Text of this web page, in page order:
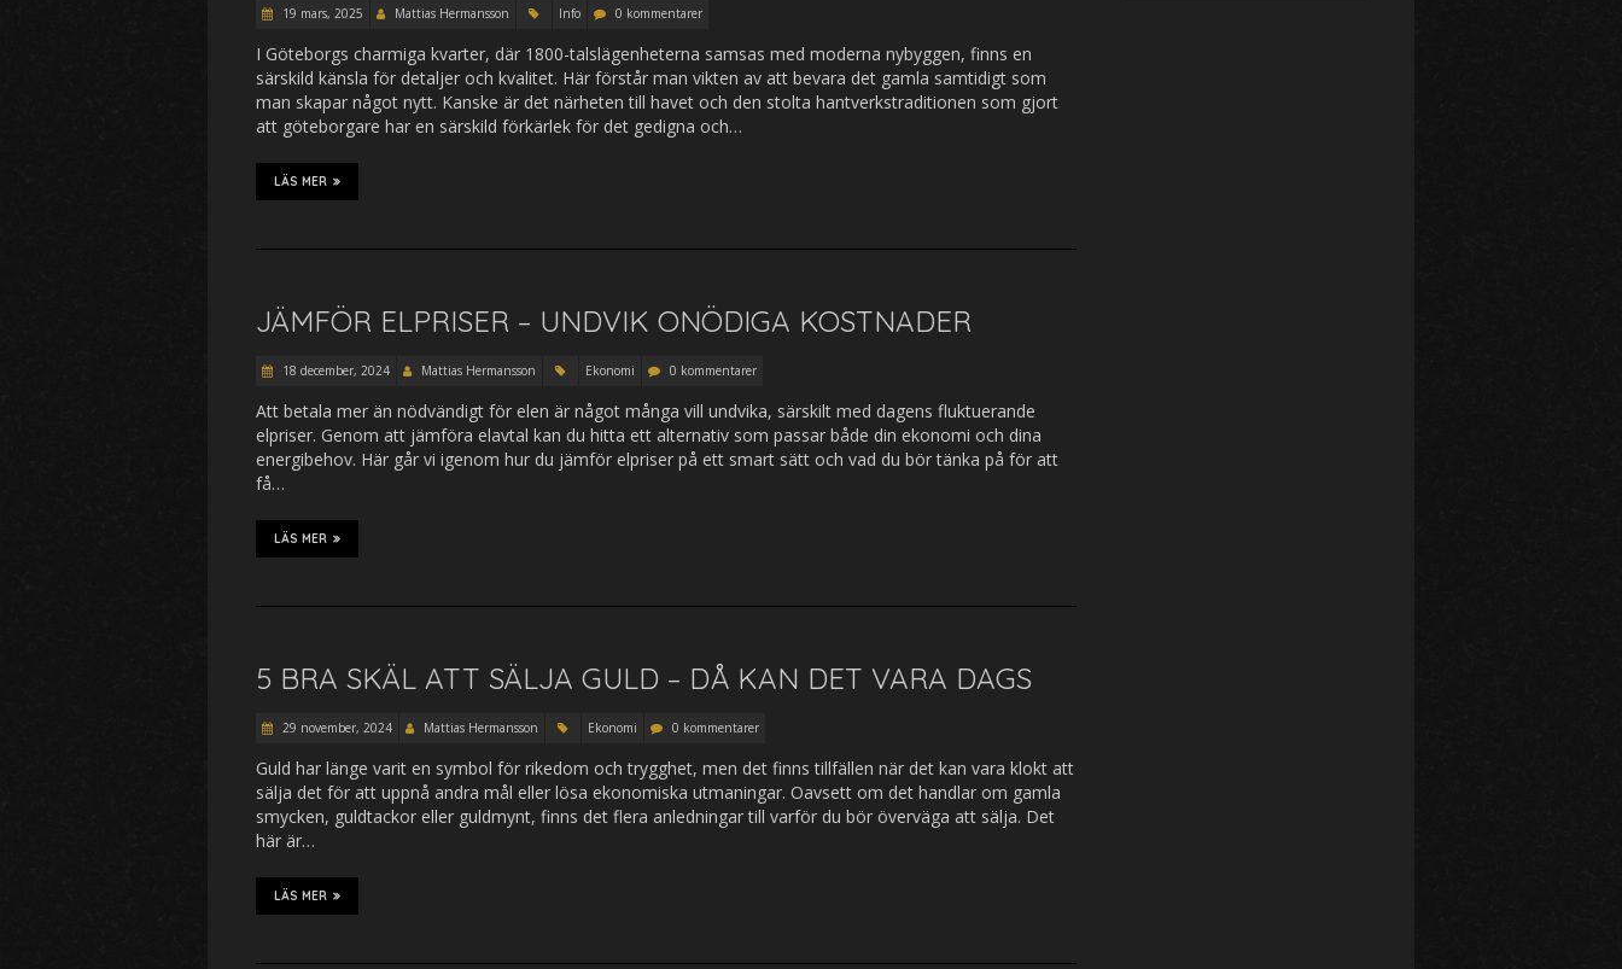
19 mars, 2025 Mattias Hermansson Info 0 kommentarer
I Göteborgs charmiga kvarter, där 1800-talslägenheterna samsas med moderna nybyggen, finns en
särskild känsla för detaljer och kvalitet. Här förstår man vikten av att bevara det gamla samtidigt som
man skapar något nytt. Kanske är det närheten till havet och den stolta hantverkstraditionen som gjort
att göteborgare har en särskild förkärlek för det gedigna och…
LÄS MER
JÄMFÖR ELPRISER – UNDVIK ONÖDIGA KOSTNADER
18 december, 2024 Mattias Hermansson Ekonomi 0 kommentarer
Att betala mer än nödvändigt för elen är något många vill undvika, särskilt med dagens fluktuerande
elpriser. Genom att jämföra elavtal kan du hitta ett alternativ som passar både din ekonomi och dina
energibehov. Här går vi igenom hur du jämför elpriser på ett smart sätt och vad du bör tänka på för att
få…
LÄS MER
5 BRA SKÄL ATT SÄLJA GULD – DÅ KAN DET VARA DAGS
29 november, 2024 Mattias Hermansson Ekonomi 0 kommentarer
Guld har länge varit en symbol för rikedom och trygghet, men det finns tillfällen när det kan vara klokt att
sälja det för att uppnå andra mål eller lösa ekonomiska utmaningar. Oavsett om det handlar om gamla
smycken, guldtackor eller guldmynt, finns det flera anledningar till varför du bör överväga att sälja. Det
här är…
LÄS MER